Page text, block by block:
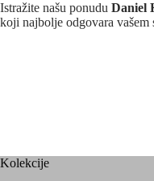
Istražite našu ponudu Daniel
koji najbolje odgovara vašem
Kolekcije